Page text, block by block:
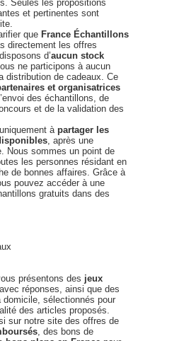
Seules les propositions
et pertinentes sont
que France Échantillons
directement les offres
d’aucun stock
ne participons à aucun
distribution de cadeaux. Ce
et organisatrices
des échantillons, de
et de la validation des
à partager les
, après une
Nous sommes un point de
les personnes résidant en
de bonnes affaires. Grâce à
pouvez accéder à une
gratuits dans des
présentons des jeux
avec réponses, ainsi que des
domicile, sélectionnés pour
des articles proposés.
sur notre site des offres de
, des bons de